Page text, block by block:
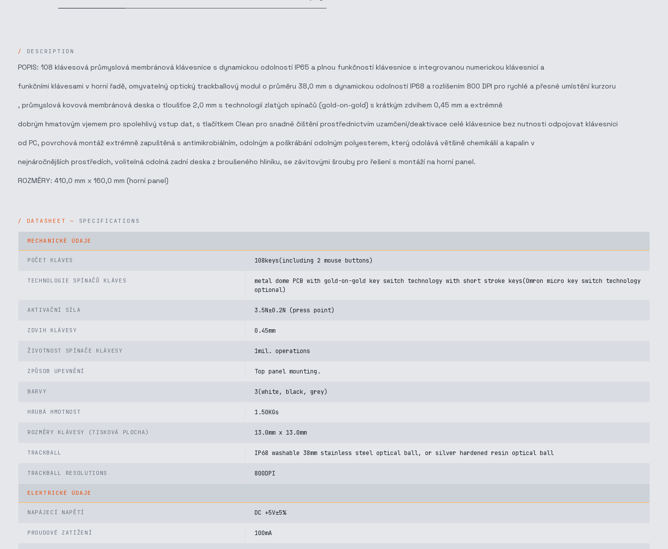
DESCRIPTION
POPIS: 108 klávesová průmyslová membránová klávesnice s dynamickou odolností IP65 a plnou funkčností klávesnice s integrovanou numerickou klávesnicí a
funkčními klávesami v horní řadě, omyvatelný optický trackballový modul o průměru 38,0 mm s dynamickou odolností IP68 a rozlišením 800 DPI pro rychlé a přesné umístění kurzoru
, průmyslová kovová membránová deska o tloušťce 2,0 mm s technologií zlatých spínačů (gold-on-gold) s krátkým zdvihem 0,45 mm a extrémně
dobrým hmatovým vjemem pro spolehlivý vstup dat, s tlačítkem Clean pro snadné čištění prostřednictvím uzamčení/deaktivace celé klávesnice bez nutnosti odpojovat klávesnici
od PC, povrchová montáž extrémně zapuštěná s antimikrobiálním, odolným a poškrábání odolným polyesterem, který odolává většině chemikálií a kapalin v
nejnáročnějších prostředích, volitelná odolná zadní deska z broušeného hliníku, se závitovými šrouby pro řešení s montáží na horní panel.
ROZMĚRY: 410,0 mm x 160,0 mm (horní panel)
SPECIFICATIONS
MECHANICKÉ ÚDAJE
POČET KLÁVES 108keys(including 2 mouse buttons)
TECHNOLOGIE SPÍNAČŮ KLÁVES
metal dome PCB with gold-on-gold key switch technology with short stroke keys(Omron micro key switch technology
optional)
AKTIVAČNÍ SÍLA 3.5N±0.2N (press point)
ZDVIH KLÁVESY 0.45mm
ŽIVOTNOST SPÍNAČE KLÁVESY 1mil. operations
ZPŮSOB UPEVNĚNÍ Top panel mounting.
BARVY 3(white, black, grey)
HRUBÁ HMOTNOST 1.50KGs
ROZMĚRY KLÁVESY (TISKOVÁ PLOCHA) 13.0mm x 13.0mm
TRACKBALL IP68 washable 38mm stainless steel optical ball, or silver hardened resin optical ball
TRACKBALL RESOLUTIONS 800DPI
ELEKTRICKÉ ÚDAJE
NAPÁJECÍ NAPĚTÍ DC +5V±5%
PROUDOVÉ ZATÍŽENÍ 100mA